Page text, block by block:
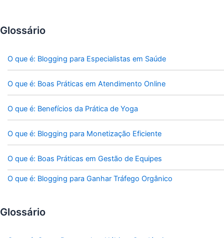
Glossário
O que é: Blogging para Especialistas em Saúde
O que é: Boas Práticas em Atendimento Online
O que é: Benefícios da Prática de Yoga
O que é: Blogging para Monetização Eficiente
O que é: Boas Práticas em Gestão de Equipes
O que é: Blogging para Ganhar Tráfego Orgânico
Glossário